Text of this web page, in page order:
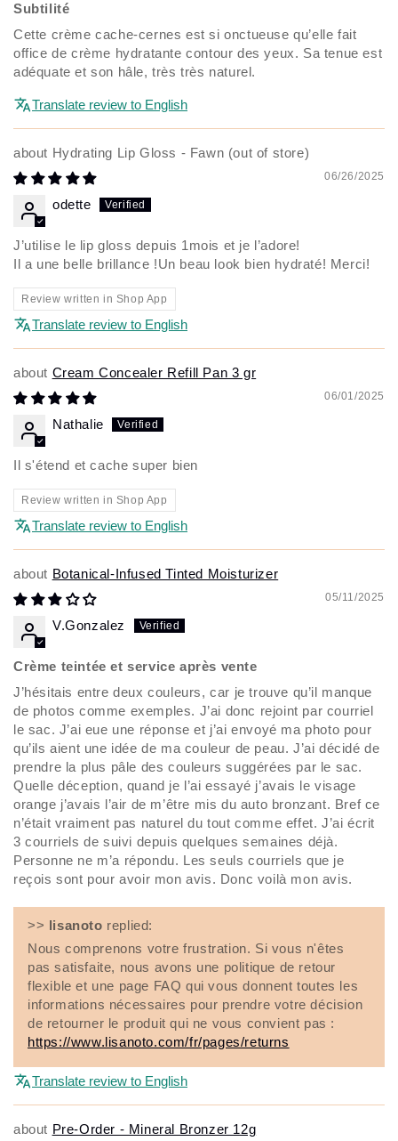
Subtilité
Cette crème cache-cernes est si onctueuse qu’elle fait
office de crème hydratante contour des yeux. Sa tenue est
adéquate et son hâle, très très naturel.
Translate review to English
Hydrating Lip Gloss - Fawn
06/26/2025
odette
J’utilise le lip gloss depuis 1mois et je l’adore!
Il a une belle brillance !Un beau look bien hydraté! Merci!
Review written in Shop App
Translate review to English
Cream Concealer Refill Pan 3 gr
06/01/2025
Nathalie
Il s'étend et cache super bien
Review written in Shop App
Translate review to English
Botanical-Infused Tinted Moisturizer
05/11/2025
V.Gonzalez
Crème teintée et service après vente
J’hésitais entre deux couleurs, car je trouve qu’il manque
de photos comme exemples. J’ai donc rejoint par courriel
le sac. J’ai eue une réponse et j’ai envoyé ma photo pour
qu’ils aient une idée de ma couleur de peau. J’ai décidé de
prendre la plus pâle des couleurs suggérées par le sac.
Quelle déception, quand je l’ai essayé j’avais le visage
orange j’avais l’air de m’être mis du auto bronzant. Bref ce
n’était vraiment pas naturel du tout comme effet. J’ai écrit
3 courriels de suivi depuis quelques semaines déjà.
Personne ne m’a répondu. Les seuls courriels que je
reçois sont pour avoir mon avis. Donc voilà mon avis.
>> lisanoto replied:
Nous comprenons votre frustration. Si vous n'êtes
pas satisfaite, nous avons une politique de retour
flexible et une page FAQ qui vous donnent toutes les
informations nécessaires pour prendre votre décision
de retourner le produit qui ne vous convient pas :
https://www.lisanoto.com/fr/pages/returns
Translate review to English
Pre-Order - Mineral Bronzer 12g